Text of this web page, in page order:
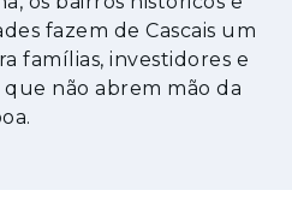
fazem de Cascais um
famílias, investidores e
não abrem mão da